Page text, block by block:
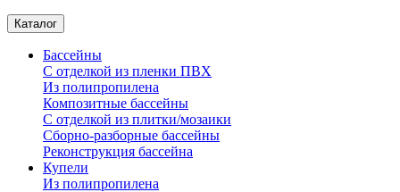
Каталог
Бассейны
С отделкой из пленки ПВХ
Из полипропилена
Композитные бассейны
С отделкой из плитки/мозаики
Сборно-разборные бассейны
Реконструкция бассейна
Купели
Из полипропилена